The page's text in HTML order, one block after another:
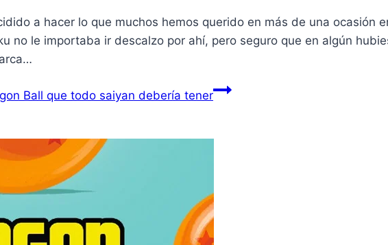
a hacer lo que muchos hemos querido en más de una ocasión
no le importaba ir descalzo por ahí, pero seguro que en algún
Ball que todo saiyan debería tener